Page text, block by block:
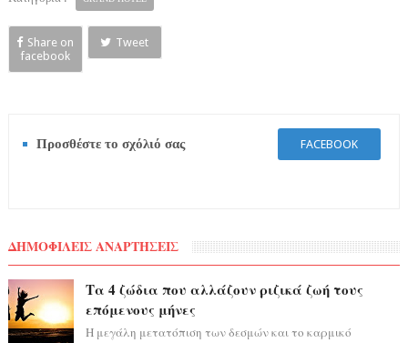
Share on
facebook
Tweet
Προσθέστε το σχόλιό σας FACEBOOK
ΔΗΜΟΦΙΛΕΙΣ ΑΝΑΡΤΗΣΕΙΣ
Τα 4 ζώδια που αλλάζουν ριζικά ζωή τους
επόμενους μήνες
Η μεγάλη μετατόπιση των δεσμών και το καρμικό